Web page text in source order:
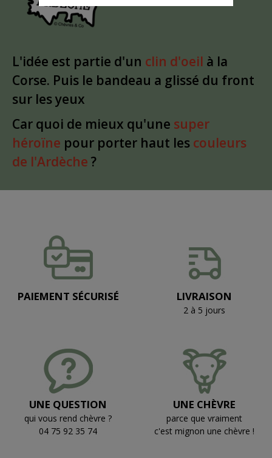
L'idée est partie d'un clin d'oeil à la
Corse. Puis le bandeau a glissé du front
sur les yeux
Car quoi de mieux qu'une super
héroïne pour porter haut les couleurs
de l'Ardèche ?
PAIEMENT SÉCURISÉ LIVRAISON
2 à 5 jours
UNE QUESTION
qui vous rend chèvre ?
04 75 92 35 74
UNE CHÈVRE
parce que vraiment
c'est mignon une chèvre !